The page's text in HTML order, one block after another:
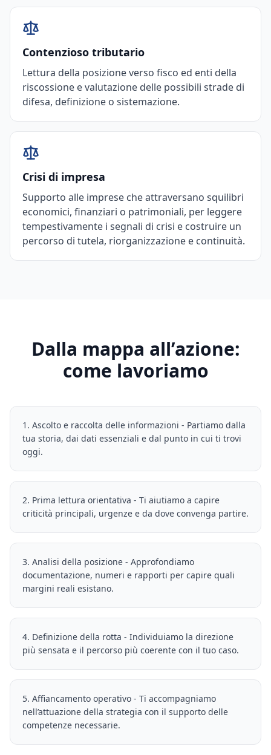
Contenzioso tributario
Lettura della posizione verso fisco ed enti della
riscossione e valutazione delle possibili strade di
difesa, definizione o sistemazione.
Crisi di impresa
Supporto alle imprese che attraversano squilibri
economici, finanziari o patrimoniali, per leggere
tempestivamente i segnali di crisi e costruire un
percorso di tutela, riorganizzazione e continuità.
Dalla mappa all’azione:
come lavoriamo
1. Ascolto e raccolta delle informazioni - Partiamo dalla
tua storia, dai dati essenziali e dal punto in cui ti trovi
oggi.
2. Prima lettura orientativa - Ti aiutiamo a capire
criticità principali, urgenze e da dove convenga partire.
3. Analisi della posizione - Approfondiamo
documentazione, numeri e rapporti per capire quali
margini reali esistano.
4. Definizione della rotta - Individuiamo la direzione
più sensata e il percorso più coerente con il tuo caso.
5. Affiancamento operativo - Ti accompagniamo
nell’attuazione della strategia con il supporto delle
competenze necessarie.